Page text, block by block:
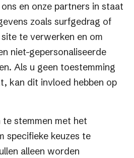
en onze partners in staat
zoals surfgedrag of
te verwerken en om
niet-gepersonaliseerde
Als u geen toestemming
kan dit invloed hebben op
te stemmen met het
specifieke keuzes te
alleen worden
.